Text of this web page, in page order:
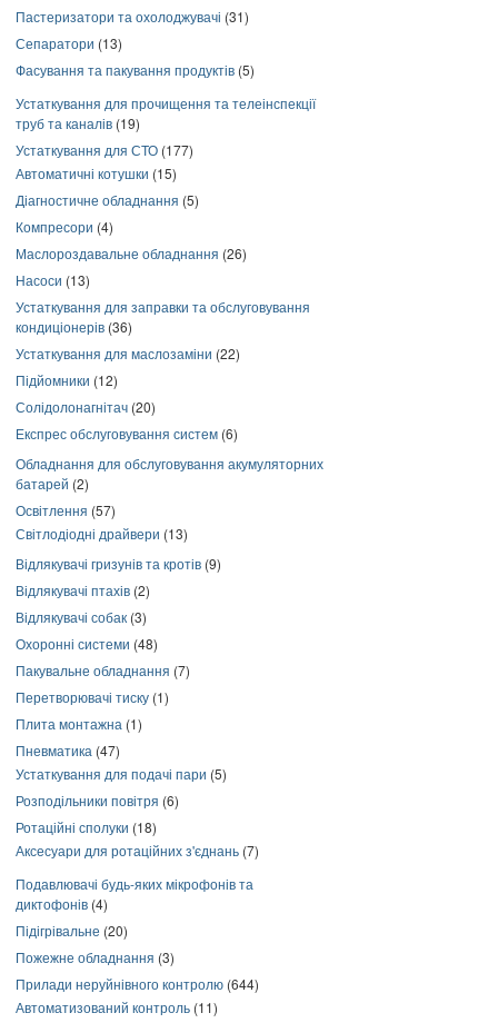
Пастеризатори та охолоджувачі (31)
Сепаратори (13)
Фасування та пакування продуктів (5)
Устаткування для прочищення та телеінспекції
труб та каналів (19)
Устаткування для СТО (177)
Автоматичні котушки (15)
Діагностичне обладнання (5)
Компресори (4)
Маслороздавальне обладнання (26)
Насоси (13)
Устаткування для заправки та обслуговування
кондиціонерів (36)
Устаткування для маслозаміни (22)
Підйомники (12)
Солідолонагнітач (20)
Експрес обслуговування систем (6)
Обладнання для обслуговування акумуляторних
батарей (2)
Освітлення (57)
Світлодіодні драйвери (13)
Відлякувачі гризунів та кротів (9)
Відлякувачі птахів (2)
Відлякувачі собак (3)
Охоронні системи (48)
Пакувальне обладнання (7)
Перетворювачі тиску (1)
Плита монтажна (1)
Пневматика (47)
Устаткування для подачі пари (5)
Розподільники повітря (6)
Ротаційні сполуки (18)
Аксесуари для ротаційних з'єднань (7)
Подавлювачі будь-яких мікрофонів та
диктофонів (4)
Підігрівальне (20)
Пожежне обладнання (3)
Прилади неруйнівного контролю (644)
Автоматизований контроль (11)